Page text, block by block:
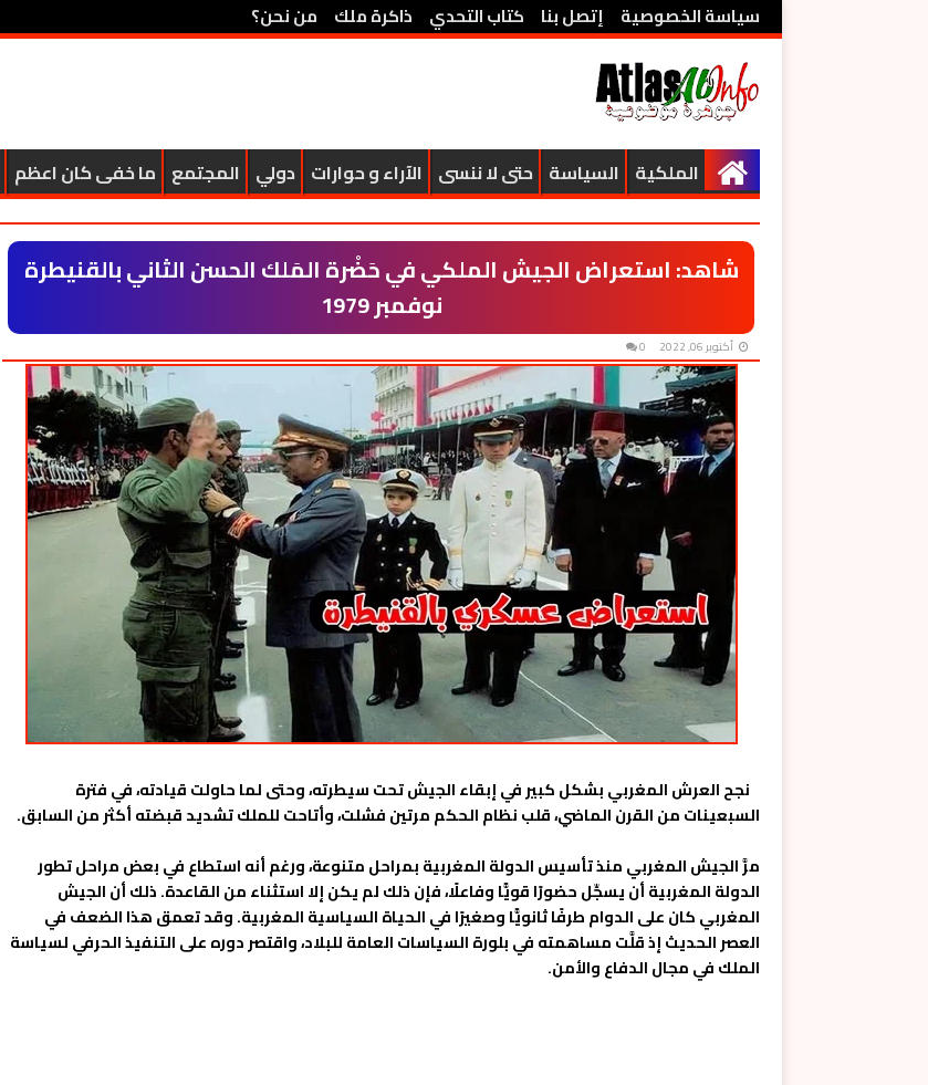
سياسة الخصوصية إتصل بنا كتاب التحدي ذاكرة ملك من نحن؟
الملكية السياسة حتى لا ننسى الآراء و حوارات دولي المجتمع ما خفى كان اعظم
شاهد: استعراض الجيش الملكي في حَضْرة المَلك الحسن الثاني بالقنيطرة
نوفمبر 1979
أكتوبر 06, 2022 0
نجح العرش المغربي بشكل كبير في إبقاء الجيش تحت سيطرته، وحتى لما حاولت قيادته، في فترة
السبعينات من القرن الماضي، قلب نظام الحكم مرتين فشلت، وأتاحت للملك تشديد قبضته أكثر من السابق.
مرَّ الجيش المغربي منذ تأسيس الدولة المغربية بمراحل متنوعة، ورغم أنه استطاع في بعض مراحل تطور
الدولة المغربية أن يسجِّل حضورًا قويًّا وفاعلًا، فإن ذلك لم يكن إلا استثناء من القاعدة. ذلك أن الجيش
المغربي كان على الدوام طرفًا ثانويًّا وصغيرًا في الحياة السياسية المغربية. وقد تعمق هذا الضعف في
العصر الحديث إذ قلَّت مساهمته في بلورة السياسات العامة للبلاد، واقتصر دوره على التنفيذ الحرفي لسياسة
الملك في مجال الدفاع والأمن.